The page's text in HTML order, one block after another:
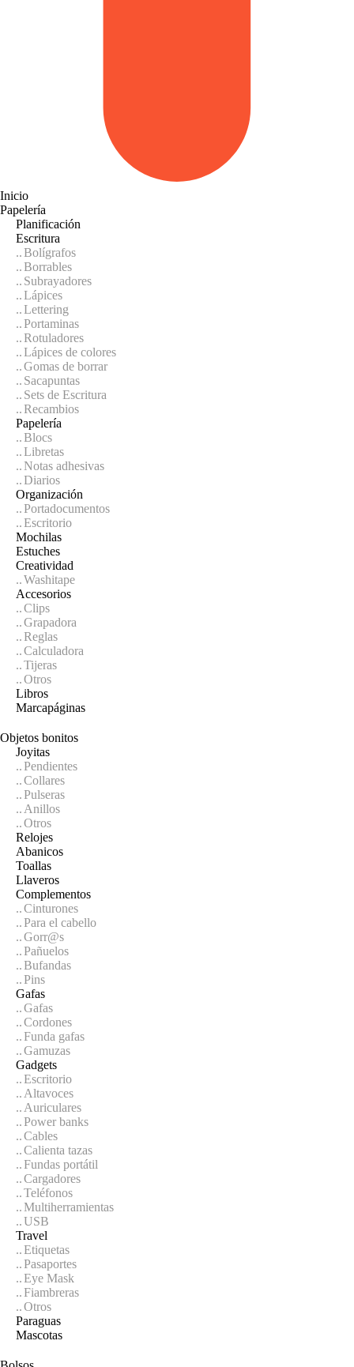
Inicio
Papelería
Planificación
Escritura
Bolígrafos
Borrables
Subrayadores
Lápices
Lettering
Portaminas
Rotuladores
Lápices de colores
Gomas de borrar
Sacapuntas
Sets de Escritura
Recambios
Papelería
Blocs
Libretas
Notas adhesivas
Diarios
Organización
Portadocumentos
Escritorio
Mochilas
Estuches
Creatividad
Washitape
Accesorios
Clips
Grapadora
Reglas
Calculadora
Tijeras
Otros
Libros
Marcapáginas
Objetos bonitos
Joyitas
Pendientes
Collares
Pulseras
Anillos
Otros
Relojes
Abanicos
Toallas
Llaveros
Complementos
Cinturones
Para el cabello
Gorr@s
Pañuelos
Bufandas
Pins
Gafas
Gafas
Cordones
Funda gafas
Gamuzas
Gadgets
Escritorio
Altavoces
Auriculares
Power banks
Cables
Calienta tazas
Fundas portátil
Cargadores
Teléfonos
Multiherramientas
USB
Travel
Etiquetas
Pasaportes
Eye Mask
Fiambreras
Otros
Paraguas
Mascotas